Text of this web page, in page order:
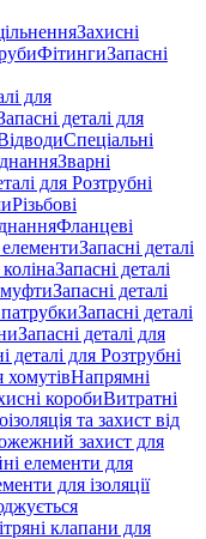
Захисні
ФітингиЗапасні
для
деталі для
Спеціальні
Зварні
для Розтрубні
Різьбові
Фланцеві
Запасні деталі
Запасні деталі
Запасні деталі
Запасні деталі
Запасні деталі для
деталі для Розтрубні
хомутівНапрямні
коробиВитратні
та захист від
захист для
елементи для
для ізоляції
клапани для